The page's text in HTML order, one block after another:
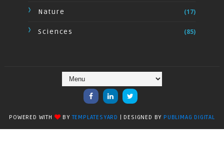
Nature (17)
Sciences (85)
POWERED WITH BYTEMPLATESYARD | DESIGNED BY PUBLIMAG DIGITAL